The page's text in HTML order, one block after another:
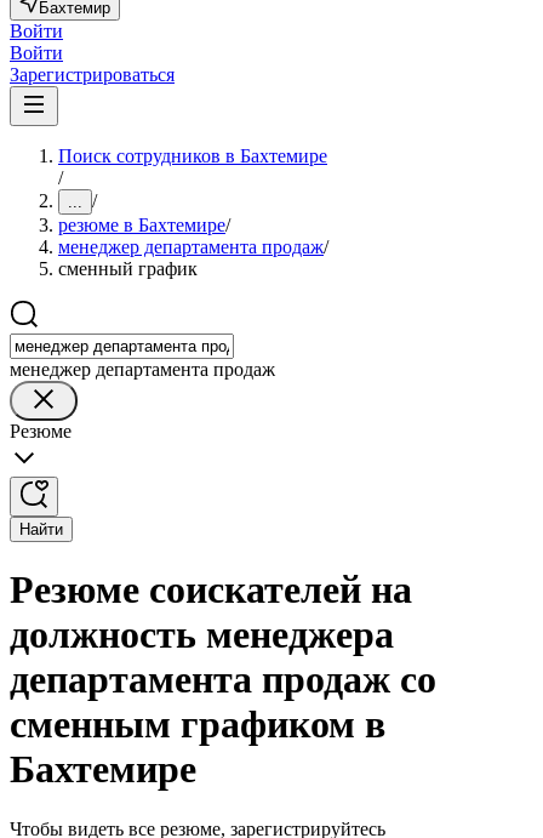
Бахтемир
Войти
Войти
Зарегистрироваться
Поиск сотрудников в Бахтемире
/
... /
резюме в Бахтемире/
менеджер департамента продаж/
сменный график
менеджер департамента продаж
Резюме
Найти
Резюме соискателей на
должность менеджера
департамента продаж со
сменным графиком в
Бахтемире
Чтобы видеть все резюме, зарегистрируйтесь